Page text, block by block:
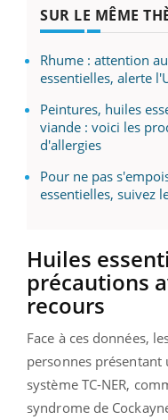
SUR LE MÊME
Rhume : attention
essentielles, alerte
Peintures, huiles
viande : voici les
d'allergies
Pour ne pas
essentielles, suivez
Huiles
précautions
recours
Face à ces données,
personnes
système TC-NER,
syndrome de